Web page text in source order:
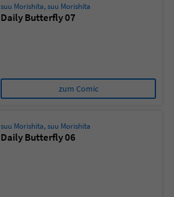
suu Morishita,suu Morishita
Daily Butterfly 07
zum Comic
suu Morishita,suu Morishita
Daily Butterfly 06